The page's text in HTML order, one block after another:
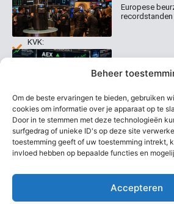
Beheer
Om de beste ervaringen te bieden, gebruiken
cookies om informatie over je apparaat op te
Door in te stemmen met deze technologieën
surfgedrag of unieke ID's op deze site
toestemming geeft of uw toestemming intrekt,
invloed hebben op bepaalde functies en
Accepteren
Contact
Welk
abonnement
kiezen
0020
info@beurstrader.nl
KVK:
99197022
Europese
recordstanden
AEX nadert
niveau ooit
Europese
nieuwe